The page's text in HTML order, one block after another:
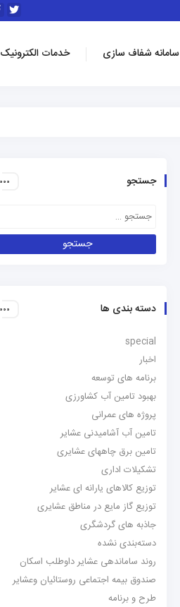
سامانه شفاف سازی خدمات الکترونیک
جستجو
دسته بندی ها
special
اخبار
برنامه های توسعه
بهبود تامین آب کشاورزی
پروژه های عمرانی
تامین آب آشامیدنی عشایر
تامین برق چاههای عشایری
تشکیلات اداری
توزیع کالاهای یارانه ای عشایر
توزیع گاز مایع در مناطق عشایری
جاذبه های گردشگری
دسته‌بندی نشده
روند ساماندهی عشایر داوطلب اسکان
صندوق بیمه اجتماعی روستائیان وعشایر
طرح و برنامه